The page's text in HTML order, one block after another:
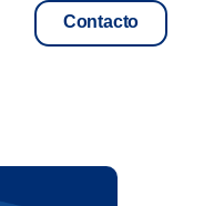
Contacto